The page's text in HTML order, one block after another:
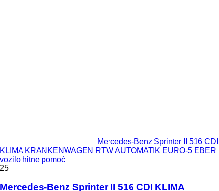
Mercedes-Benz Sprinter II 516 CDI
KLIMA KRANKENWAGEN RTW AUTOMATIK EURO-5 EBER
vozilo hitne pomoći
25
Mercedes-Benz Sprinter II 516 CDI KLIMA